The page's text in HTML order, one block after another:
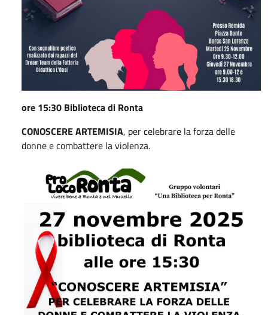
ore 15:30 Biblioteca di Ronta
CONOSCERE ARTEMISIA, per celebrare la forza delle
donne e combattere la violenza.